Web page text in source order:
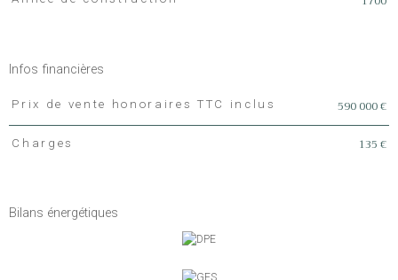
Infos financières
Caractéristiques Valeurs
Prix de vente honoraires TTC inclus 590 000 €
Charges 135 €
Bilans énergétiques